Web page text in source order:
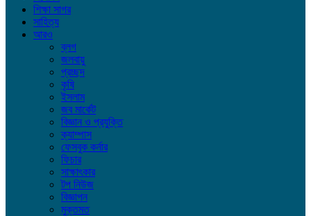
শিক্ষা সাগর
সাহিত্য
আরও
ব্লগ
জলবায়ু
প্রচ্ছদ
কৃষি
ইসলাম
জব মার্কেট
বিজ্ঞান ও প্রযুক্তি
ক্যাম্পাস
ফেসবুক কর্নার
ফিচার
সাক্ষাৎকার
টপ নিউজ
বিজ্ঞাপন
মুক্তমত